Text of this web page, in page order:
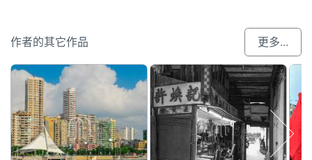
作者的其它作品 更多...